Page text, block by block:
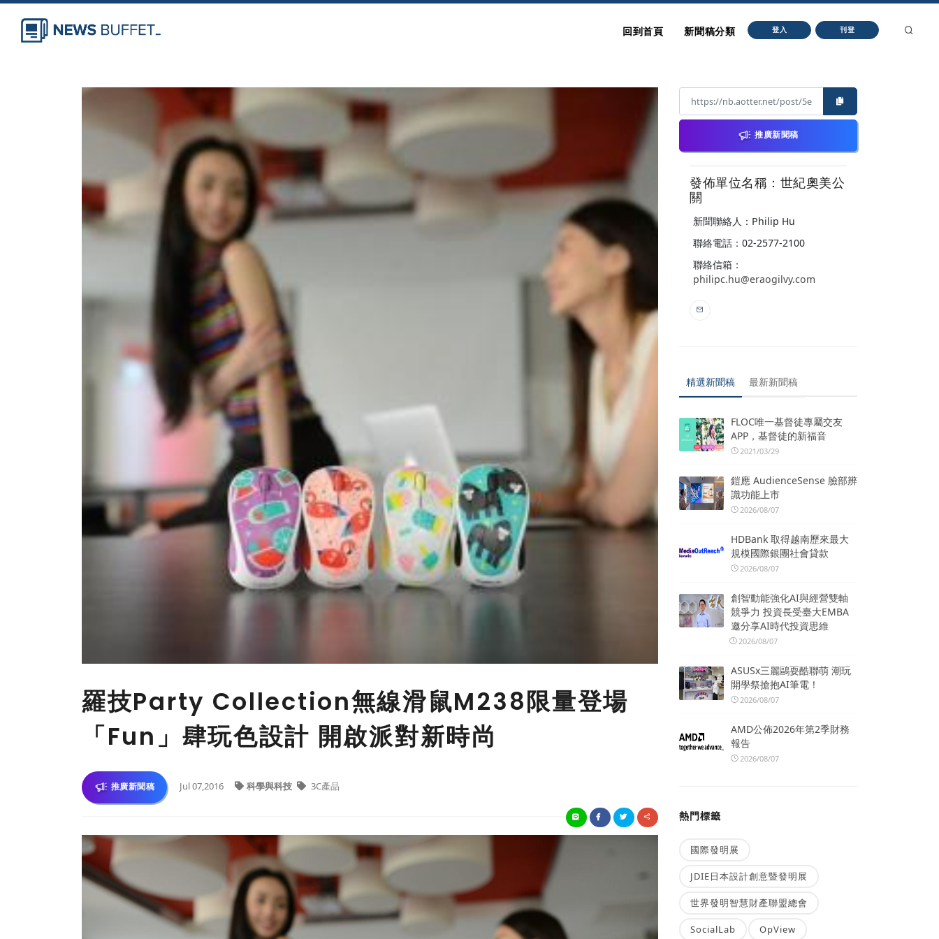
回到首頁 新聞稿分類 登入 刊登
羅技Party Collection無線滑鼠M238限量登場
「Fun」肆玩色設計 開啟派對新時尚
推廣新聞稿 Jul 07,2016 科學與科技 3C產品
推廣新聞稿
發佈單位名稱：世紀奧美公
關
新聞聯絡人：Philip Hu
聯絡電話：02-2577-2100
聯絡信箱：
philipc.hu@eraogilvy.com
精選新聞稿 最新新聞稿
FLOC唯一基督徒專屬交友
APP，基督徒的新福音
2021/03/29
鎧應 AudienceSense 臉部辨
識功能上市
2026/08/07
HDBank 取得越南歷來最大
規模國際銀團社會貸款
2026/08/07
創智動能強化AI與經營雙軸
競爭力 投資長受臺大EMBA
邀分享AI時代投資思維
2026/08/07
ASUSx三麗鷗耍酷聯萌 潮玩
開學祭搶抱AI筆電！
2026/08/07
AMD公佈2026年第2季財務
報告
2026/08/07
熱門標籤
國際發明展
JDIE日本設計創意暨發明展
世界發明智慧財產聯盟總會
SocialLab OpView